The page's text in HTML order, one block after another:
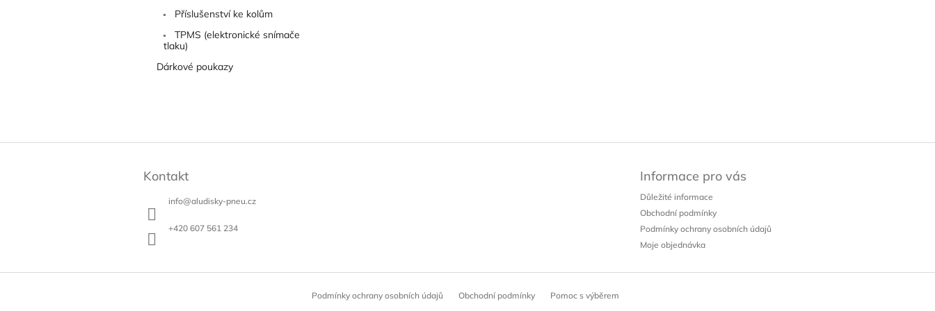
Příslušenství ke kolům
TPMS (elektronické snímače
tlaku)
Dárkové poukazy
Kontakt
info@aludisky-pneu.cz
+420 607 561 234
Informace pro vás
Důležité informace
Obchodní podmínky
Podmínky ochrany osobních údajů
Moje objednávka
Podmínky ochrany osobních údajů Obchodní podmínky Pomoc s výběrem